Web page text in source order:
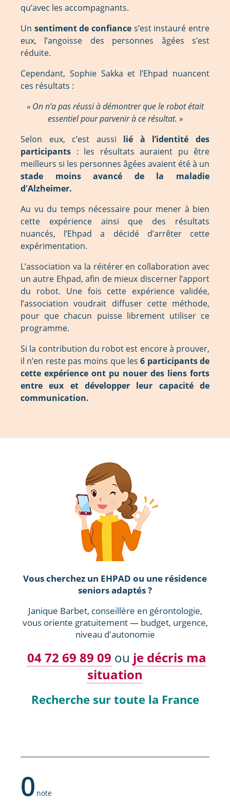
qu’avec les accompagnants.
Un sentiment de confiance s’est instauré entre
eux, l’angoisse des personnes âgées s’est
réduite.
Cependant, Sophie Sakka et l’Ehpad nuancent
ces résultats :
« On n’a pas réussi à démontrer que le robot était
essentiel pour parvenir à ce résultat. »
Selon eux, c’est aussi lié à l’identité des
participants : les résultats auraient pu être
meilleurs si les personnes âgées avaient été à un
stade moins avancé de la maladie
d'Alzheimer.
Au vu du temps nécessaire pour mener à bien
cette expérience ainsi que des résultats
nuancés, l’Ehpad a décidé d’arrêter cette
expérimentation.
L’association va la réitérer en collaboration avec
un autre Ehpad, afin de mieux discerner l’apport
du robot. Une fois cette expérience validée,
l’association voudrait diffuser cette méthode,
pour que chacun puisse librement utiliser ce
programme.
Si la contribution du robot est encore à prouver,
il n’en reste pas moins que les6 participants de
cette expérience ont pu nouer des liens forts
entre eux et développer leur capacité de
communication.
Vous cherchez un EHPAD ou une résidence
seniors adaptés ?
Janique Barbet, conseillère en gérontologie,
vous oriente gratuitement — budget, urgence,
niveau d'autonomie
04 72 69 89 09 ou je décris ma
situation
Recherche sur toute la France
0note